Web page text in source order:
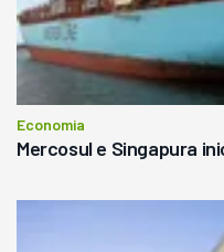
Economia
Mercosul e Singapura